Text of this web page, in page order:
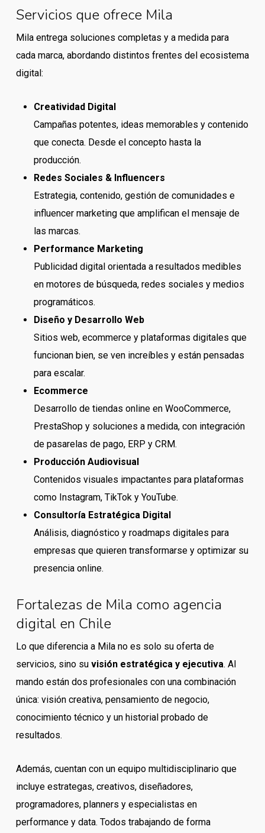
Servicios que ofrece Mila
Mila entrega soluciones completas y a medida para
cada marca, abordando distintos frentes del ecosistema
digital:
Creatividad Digital
Campañas potentes, ideas memorables y contenido
que conecta. Desde el concepto hasta la
producción.
Redes Sociales & Influencers
Estrategia, contenido, gestión de comunidades e
influencer marketing que amplifican el mensaje de
las marcas.
Performance Marketing
Publicidad digital orientada a resultados medibles
en motores de búsqueda, redes sociales y medios
programáticos.
Diseño y Desarrollo Web
Sitios web, ecommerce y plataformas digitales que
funcionan bien, se ven increíbles y están pensadas
para escalar.
Ecommerce
Desarrollo de tiendas online en WooCommerce,
PrestaShop y soluciones a medida, con integración
de pasarelas de pago, ERP y CRM.
Producción Audiovisual
Contenidos visuales impactantes para plataformas
como Instagram, TikTok y YouTube.
Consultoría Estratégica Digital
Análisis, diagnóstico y roadmaps digitales para
empresas que quieren transformarse y optimizar su
presencia online.
Fortalezas de Mila como agencia
digital en Chile
Lo que diferencia a Mila no es solo su oferta de
servicios, sino su visión estratégica y ejecutiva. Al
mando están dos profesionales con una combinación
única: visión creativa, pensamiento de negocio,
conocimiento técnico y un historial probado de
resultados.
Además, cuentan con un equipo multidisciplinario que
incluye estrategas, creativos, diseñadores,
programadores, planners y especialistas en
performance y data. Todos trabajando de forma